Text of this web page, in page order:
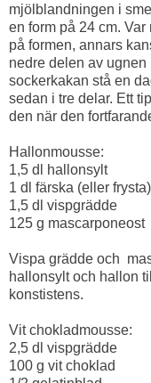
mjölblandningen i
en form på 24 cm.
på formen, annars
nedre delen av ugnen
sockerkakan stå en
sedan i tre delar. Ett
den när den
Hallonmousse:
1,5 dl hallonsylt
1 dl färska (eller
1,5 dl vispgrädde
125 g mascarponeost
Vispa grädde och
hallonsylt och hallon
konstistens.
Vit chokladmousse:
2,5 dl vispgrädde
100 g vit choklad